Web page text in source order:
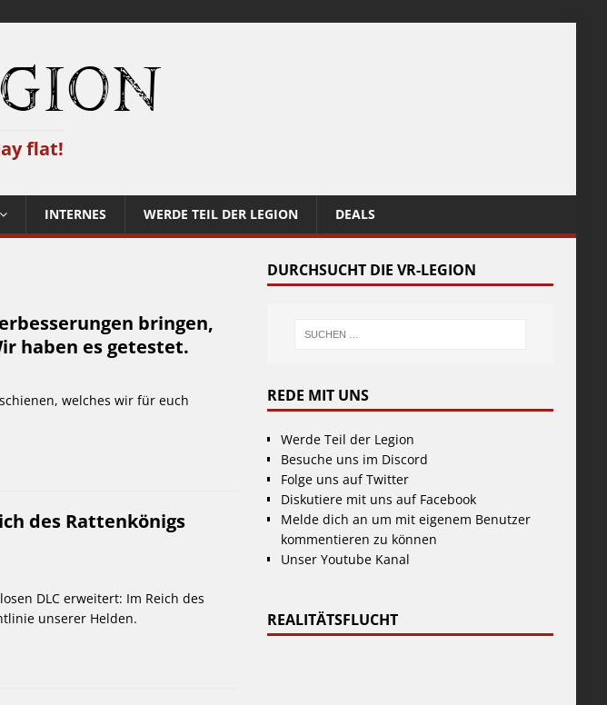
flat!
INTERNES WERDE TEIL DER LEGION DEALS
bringen,
haben es getestet.
welches wir für euch
des Rattenkönigs
DLC erweitert: Im Reich des
unserer Helden.
DURCHSUCHT DIE VR-LEGION
REDE MIT UNS
Werde Teil der Legion
Besuche uns im Discord
Folge uns auf Twitter
Diskutiere mit uns auf Facebook
Melde dich an um mit eigenem Benutzer
kommentieren zu können
Unser Youtube Kanal
REALITÄTSFLUCHT